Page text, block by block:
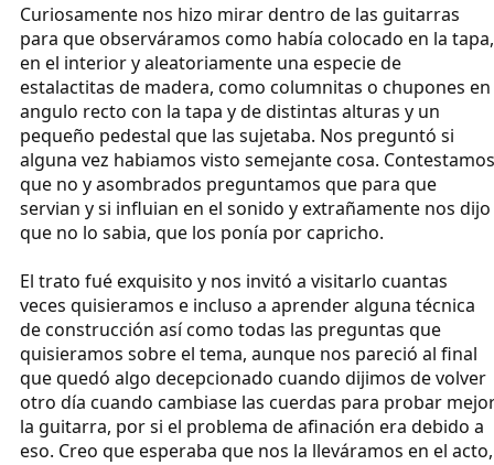
Curiosamente nos hizo mirar dentro de las guitarras
para que observáramos como había colocado en la tapa,
en el interior y aleatoriamente una especie de
estalactitas de madera, como columnitas o chupones en
angulo recto con la tapa y de distintas alturas y un
pequeño pedestal que las sujetaba. Nos preguntó si
alguna vez habiamos visto semejante cosa. Contestamos
que no y asombrados preguntamos que para que
servian y si influian en el sonido y extrañamente nos dijo
que no lo sabia, que los ponía por capricho.
El trato fué exquisito y nos invitó a visitarlo cuantas
veces quisieramos e incluso a aprender alguna técnica
de construcción así como todas las preguntas que
quisieramos sobre el tema, aunque nos pareció al final
que quedó algo decepcionado cuando dijimos de volver
otro día cuando cambiase las cuerdas para probar
la guitarra, por si el problema de afinación era debido a
eso. Creo que esperaba que nos la lleváramos en el acto,